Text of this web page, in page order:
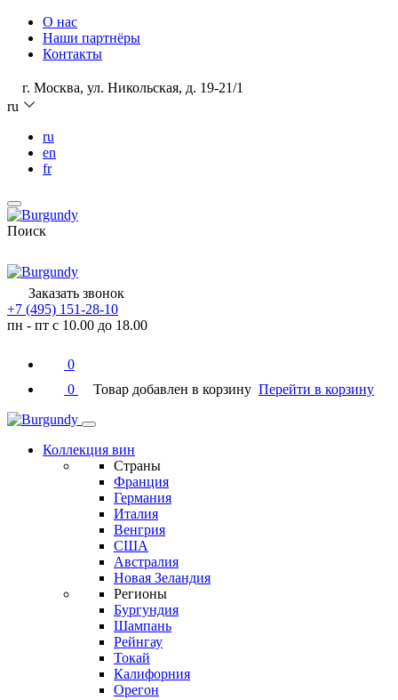
О нас
Наши партнёры
Контакты
г. Москва, ул. Никольская, д. 19-21/1
ru
ru
en
fr
Поиск
Заказать звонок
+7 (495) 151-28-10
пн - пт с 10.00 до 18.00
0
0
Товар добавлен в корзину Перейти в корзину
Коллекция вин
Страны
Франция
Германия
Италия
Венгрия
США
Австралия
Новая Зеландия
Регионы
Бургундия
Шампань
Рейнгау
Токай
Калифорния
Орегон